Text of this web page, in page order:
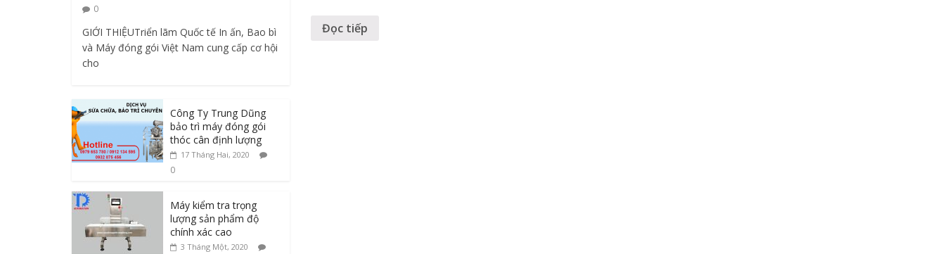
Đọc tiếp
0
GIỚI THIỆUTriển lãm Quốc tế In ấn, Bao bì
và Máy đóng gói Việt Nam cung cấp cơ hội
cho
Công Ty Trung Dũng
bảo trì máy đóng gói
thóc cân định lượng
17 Tháng Hai, 2020
0
Máy kiểm tra trọng
lượng sản phẩm độ
chính xác cao
3 Tháng Một, 2020